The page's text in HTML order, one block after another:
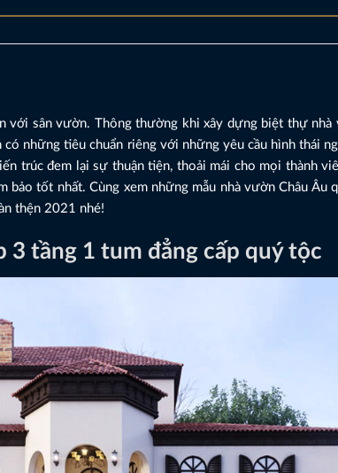
với sân vườn. Thông thường khi xây dựng biệt thự
những tiêu chuẩn riêng với những yêu cầu hình thái
trúc đem lại sự thuận tiện, thoải mái cho mọi thành
bảo tốt nhất. Cùng xem những mẫu nhà vườn Châu
thện 2021 nhé!
tầng 1 tum đẳng cấp quý tộc